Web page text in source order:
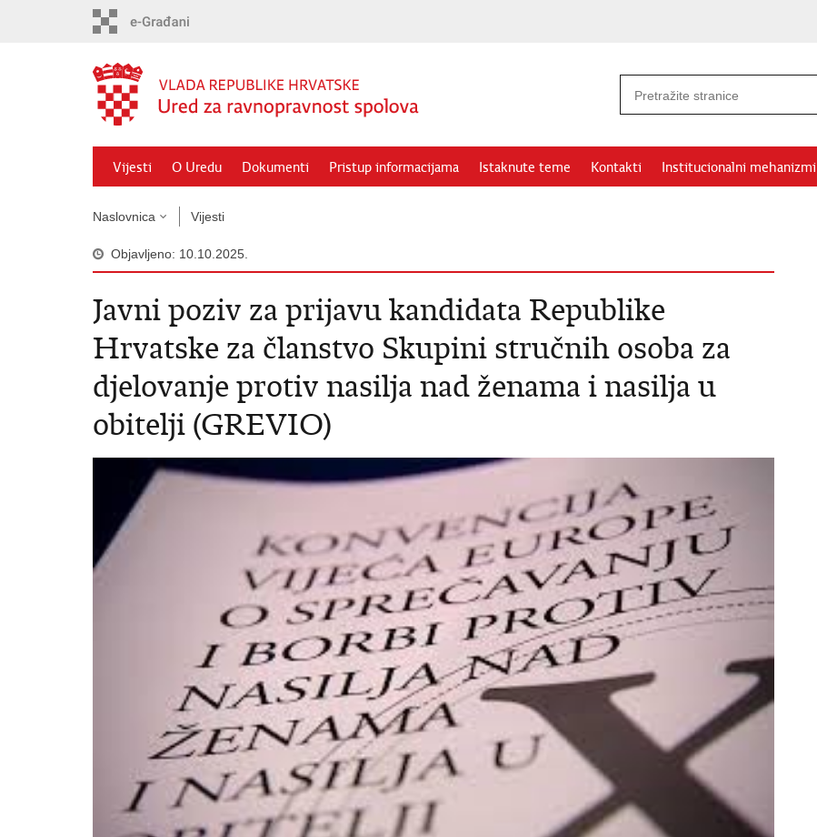
Vijesti O Uredu Dokumenti Pristup informacijama Istaknute teme Kontakti Institucionalni mehanizmi
Naslovnica Vijesti
Objavljeno: 10.10.2025.
Javni poziv za prijavu kandidata Republike
Hrvatske za članstvo Skupini stručnih osoba za
djelovanje protiv nasilja nad ženama i nasilja u
obitelji (GREVIO)